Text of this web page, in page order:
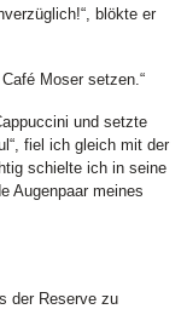
blökte er
Moser setzen.“
und setzte
fiel ich gleich mit der
schielte ich in seine
Augenpaar meines
der Reserve zu